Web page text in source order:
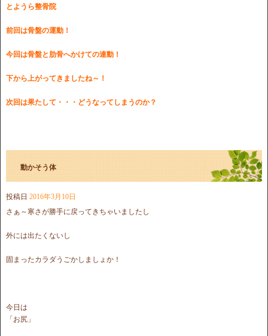
とようら整骨院
前回は骨盤の運動！
今回は骨盤と肋骨へかけての連動！
下から上がってきましたね～！
次回は果たして・・・どうなってしまうのか？
動かそう体
投稿日 2016年3月10日
さぁ～寒さが勝手に戻ってきちゃいましたし
外には出たくないし
固まったカラダうごかしましょか！
今日は
「お尻」